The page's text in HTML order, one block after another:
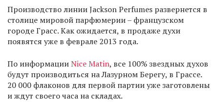
Производство линии Jackson Perfumes развернется в
столице мировой парфюмерии – французском
городе Грасс. Как ожидается, в продаже духи
появятся уже в феврале 2013 года.
По информацииNice Matin, все 100% звездных духов
будут производиться на Лазурном Берегу, в Грассе.
20 000 флаконов для первой партии уже заготовлены
и ждут своего часа на складах.